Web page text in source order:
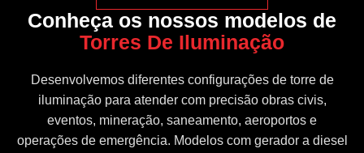
Conheça os nossos modelos de
Torres De Iluminação
Desenvolvemos diferentes configurações de torre de
iluminação para atender com precisão obras civis,
eventos, mineração, saneamento, aeroportos e
operações de emergência. Modelos com gerador a diesel